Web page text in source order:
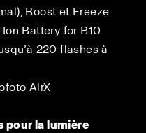
Boost et Freeze
Ion Battery for B10
220 flashes à
AirX
pour la lumière